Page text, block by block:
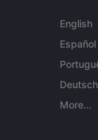
English
Español
Deutsch
More...